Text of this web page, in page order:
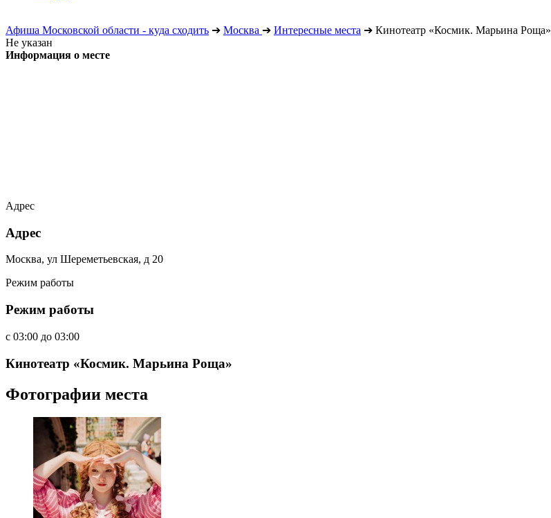
Афиша Московской области - куда сходить ➔ Москва ➔ Интересные места ➔ Кинотеатр «Космик. Марьина Роща»
Не указан
Информация о месте
Адрес
Адрес
Москва, ул Шереметьевская, д 20
Режим работы
Режим работы
c 03:00 до 03:00
Кинотеатр «Космик. Марьина Роща»
Фотографии места